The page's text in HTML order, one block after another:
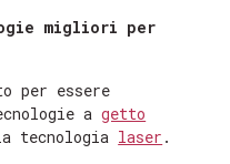
migliori per
per essere
agetto
tecnologia laser .